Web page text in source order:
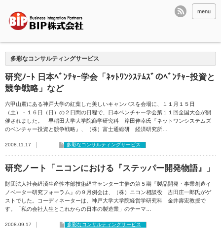
menu
多彩なコンサルティングサービス
研究ﾉｰﾄ 日本ﾍﾞﾝﾁｬｰ学会「ﾈｯﾄﾜﾝｼｽﾃﾑｽﾞのﾍﾞﾝﾁｬｰ投資と
競争戦略」など
六甲山麓にある神戸大学の紅葉した美しいキャンパスを会場に、１１月１５日
（土）・１６日（日）の２日間の日程で、日本ベンチャー学会第１１回全国大会が開
催されました。 早稲田大学大学院商学研究科 岸田伸幸氏『ネットワンシステムズ
のベンチャー投資と競争戦略』、（株）富士通総研 経済研究所…
2008.11.17 多彩なコンサルティングサービス
研究ノート「ニコンにおける『ステッパー開発物語』」
財団法人社会経済生産性本部技術経営センター主催の第５期『製品開発・事業創造イ
ノベーター研究フォーラム』の９月例会は、（株）ニコン相談役 吉田庄一郎氏がゲ
ストでした。コーディネーターは、神戸大学大学院経営学研究科 金井壽宏教授で
す。「私の会社人生とこれからの日本の製造業」のテーマ…
2008.09.17 多彩なコンサルティングサービス